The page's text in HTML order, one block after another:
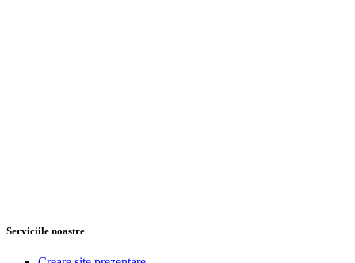
Serviciile noastre